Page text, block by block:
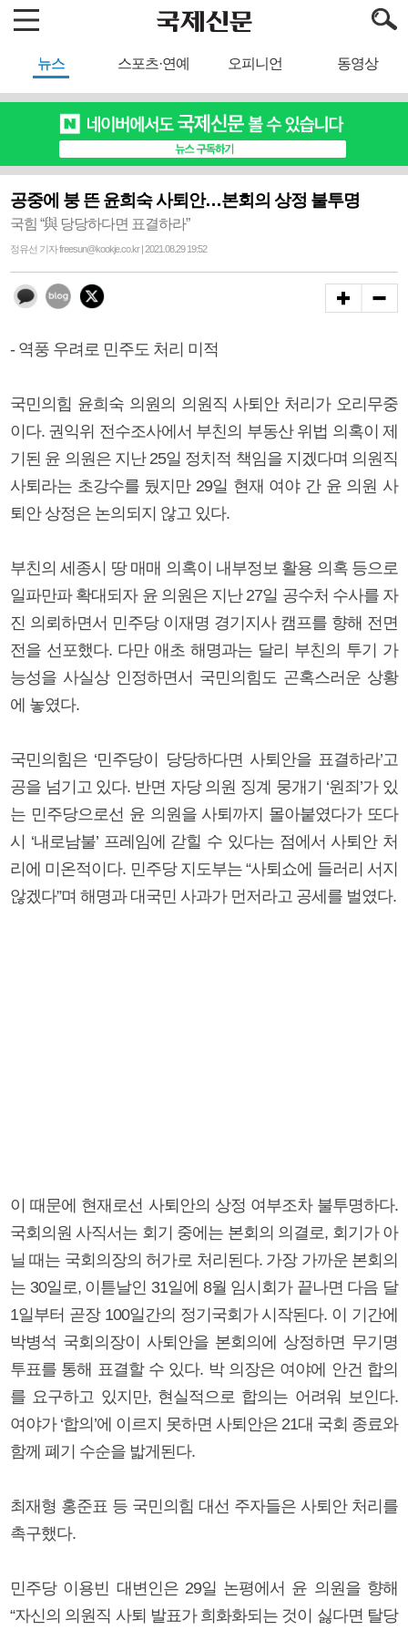
뉴스 스포츠·연예 오피니언 동영상
공중에 붕 뜬 윤희숙 사퇴안…본회의 상정 불투명
국힘 “與 당당하다면 표결하라”
정유선 기자 freesun@kookje.co.kr | 2021.08.29 19:52
- 역풍 우려로 민주도 처리 미적
국민의힘 윤희숙 의원의 의원직 사퇴안 처리가 오리무중
이다. 권익위 전수조사에서 부친의 부동산 위법 의혹이 제
기된 윤 의원은 지난 25일 정치적 책임을 지겠다며 의원직
사퇴라는 초강수를 뒀지만 29일 현재 여야 간 윤 의원 사
퇴안 상정은 논의되지 않고 있다.
부친의 세종시 땅 매매 의혹이 내부정보 활용 의혹 등으로
일파만파 확대되자 윤 의원은 지난 27일 공수처 수사를 자
진 의뢰하면서 민주당 이재명 경기지사 캠프를 향해 전면
전을 선포했다. 다만 애초 해명과는 달리 부친의 투기 가
능성을 사실상 인정하면서 국민의힘도 곤혹스러운 상황
에 놓였다.
국민의힘은 ‘민주당이 당당하다면 사퇴안을 표결하라’고
공을 넘기고 있다. 반면 자당 의원 징계 뭉개기 ‘원죄’가 있
는 민주당으로선 윤 의원을 사퇴까지 몰아붙였다가 또다
시 ‘내로남불’ 프레임에 갇힐 수 있다는 점에서 사퇴안 처
리에 미온적이다. 민주당 지도부는 “사퇴쇼에 들러리 서지
않겠다”며 해명과 대국민 사과가 먼저라고 공세를 벌였다.
이 때문에 현재로선 사퇴안의 상정 여부조차 불투명하다.
국회의원 사직서는 회기 중에는 본회의 의결로, 회기가 아
닐 때는 국회의장의 허가로 처리된다. 가장 가까운 본회의
는 30일로, 이튿날인 31일에 8월 임시회가 끝나면 다음 달
1일부터 곧장 100일간의 정기국회가 시작된다. 이 기간에
박병석 국회의장이 사퇴안을 본회의에 상정하면 무기명
투표를 통해 표결할 수 있다. 박 의장은 여야에 안건 합의
를 요구하고 있지만, 현실적으로 합의는 어려워 보인다.
여야가 ‘합의’에 이르지 못하면 사퇴안은 21대 국회 종료와
함께 폐기 수순을 밟게된다.
최재형 홍준표 등 국민의힘 대선 주자들은 사퇴안 처리를
촉구했다.
민주당 이용빈 대변인은 29일 논평에서 윤 의원을 향해
“자신의 의원직 사퇴 발표가 희화화되는 것이 싫다면 탈당